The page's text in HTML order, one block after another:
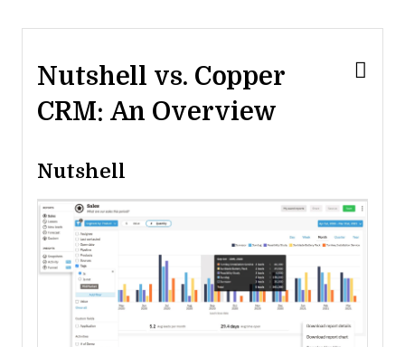
Nutshell vs. Copper
CRM: An Overview
Nutshell